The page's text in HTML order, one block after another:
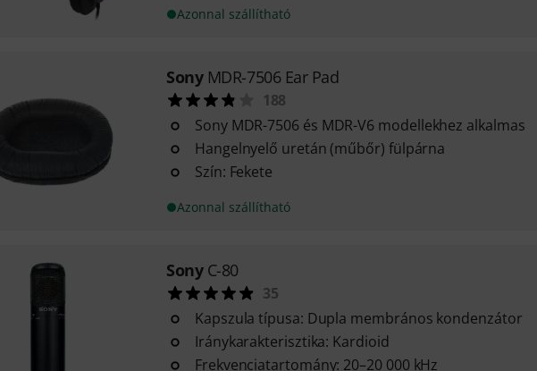
Azonnal szállítható
Sony MDR-7506 Ear Pad
188
Sony MDR-7506 és MDR-V6 modellekhez alkalmas
Hangelnyelő uretán (műbőr) fülpárna
Szín: Fekete
Azonnal szállítható
Sony C-80
35
Kapszula típusa: Dupla membrános kondenzátor
Iránykarakterisztika: Kardioid
Frekvenciatartomány: 20–20 000 kHz